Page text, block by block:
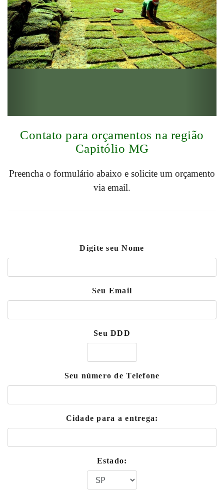
Contato para orçamentos na região
Capitólio MG
Preencha o formulário abaixo e solicite um orçamento
via email.
Digite seu Nome
Seu Email
Seu DDD
Seu número de Telefone
Cidade para a entrega:
Estado: